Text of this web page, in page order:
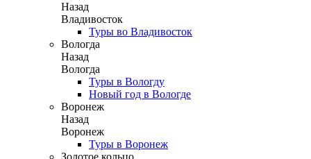
Назад
Владивосток
Туры во Владивосток
Вологда
Назад
Вологда
Туры в Вологду
Новый год в Вологде
Воронеж
Назад
Воронеж
Туры в Воронеж
Золотое кольцо